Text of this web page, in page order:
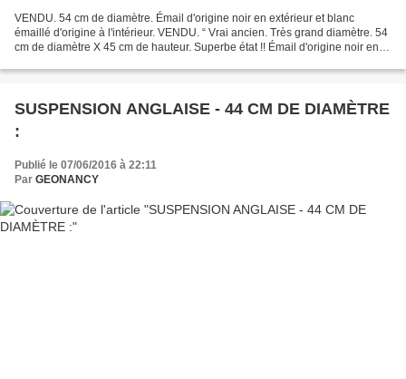
VENDU. 54 cm de diamètre. Émail d'origine noir en extérieur et blanc
émaillé d'origine à l'intérieur. VENDU. “ Vrai ancien. Très grand diamètre. 54
cm de diamètre X 45 cm de hauteur. Superbe état !! Émail d'origine noir en
SUSPENSION ANGLAISE - 44 CM DE DIAMÈTRE
:
Publié le 07/06/2016 à 22:11
Par GEONANCY